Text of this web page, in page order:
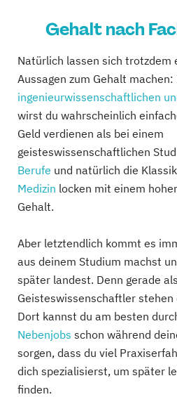
Gehalt nach
Natürlich lassen sich trotzdem
Aussagen zum Gehalt machen:
ingenieurwissenschaftlichen
wirst du wahrscheinlich
Geld verdienen als bei einem
geisteswissenschaftlichen
Berufe und natürlich die
Medizin locken mit einem
Gehalt.
Aber letztendlich kommt es
aus deinem Studium machst
später landest. Denn gerade als
Geisteswissenschaftler
Dort kannst du am besten
Nebenjobs schon während
sorgen, dass du viel
dich spezialisierst, um später
finden.